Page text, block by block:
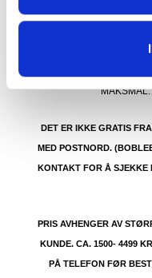
GRATIS FRAKT PÅ
MAKSMÅL:
DET ER IKKE GRATIS
MED POSTNORD.
KONTAKT FOR Å SJEKKE
PRIS AVHENGER AV
KUNDE. CA. 1500- 4499
PÅ TELEFON FØR